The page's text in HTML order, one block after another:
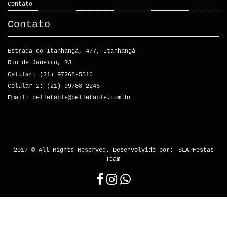
Contato
Contato
Estrada do Itanhangá, 477, Itanhangá
Rio de Janeiro, RJ
Celular: (21) 97268-5516
Celular 2: (21) 99788-2246
Email: belletable@belletable.com.br
2017 © All Rights Reserved. Desenvolvido por:
SLAPFestas
Team